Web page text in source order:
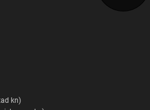
kn)